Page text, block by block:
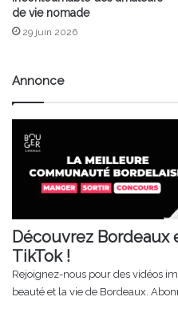
de vie nomade
29 juin 2026
Annonce
Découvrez Bordeaux
TikTok !
Rejoignez-nous pour des vidéos
beauté et la vie de Bordeaux.